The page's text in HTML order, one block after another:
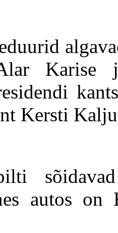
Karise
Kersti
autos